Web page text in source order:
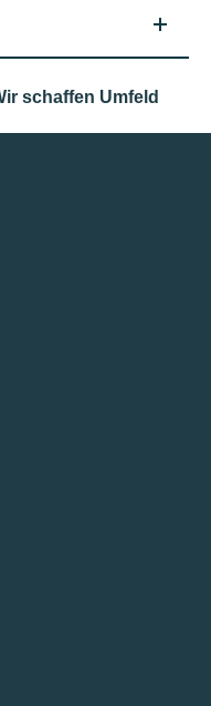
schaffen Umfeld